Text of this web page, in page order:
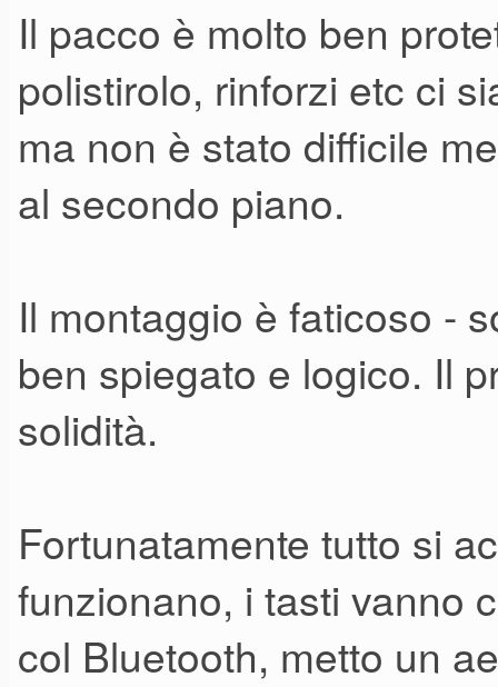
Il pacco è molto ben
polistirolo, rinforzi etc ci
ma non è stato difficile
al secondo piano.
Il montaggio è faticoso -
ben spiegato e logico. Il
solidità.
Fortunatamente tutto si
funzionano, i tasti vanno
col Bluetooth, metto un